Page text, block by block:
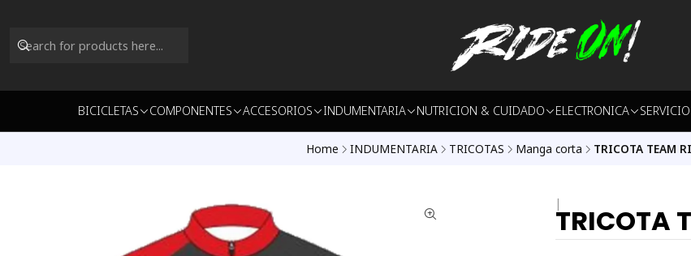
BICICLETAS COMPONENTES ACCESORIOS INDUMENTARIA NUTRICION & CUIDADO ELECTRONICA
Home INDUMENTARIA TRICOTAS Manga corta TRICOTA TEAM
|
TRICOTA